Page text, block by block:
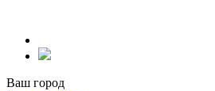
содержанию
Ваш город